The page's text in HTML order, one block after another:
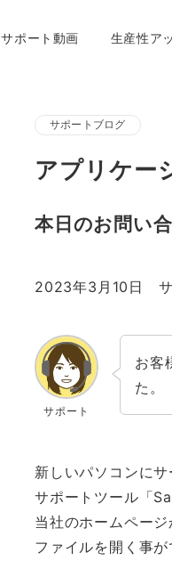
サポート動画 生産性ア
サポートブログ
アプリケー
本日のお問い
2023年3月10日
サポート
お客
た。
新しいパソコンに
サポートツール「
当社のホームペー
ファイルを開く事